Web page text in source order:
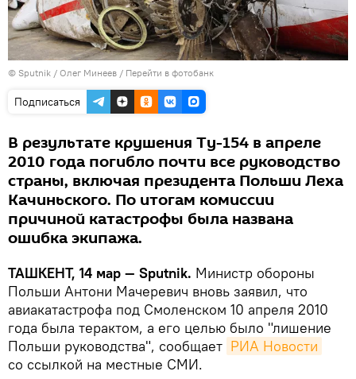
© Sputnik / Олег Минеев / Перейти в фотобанк
Подписаться
В результате крушения Ту-154 в апреле
2010 года погибло почти все руководство
страны, включая президента Польши Леха
Качиньского. По итогам комиссии
причиной катастрофы была названа
ошибка экипажа.
ТАШКЕНТ, 14 мар — Sputnik. Министр обороны
Польши Антони Мачеревич вновь заявил, что
авиакатастрофа под Смоленском 10 апреля 2010
года была терактом, а его целью было "лишение
Польши руководства", сообщает РИА Новости
со ссылкой на местные СМИ.